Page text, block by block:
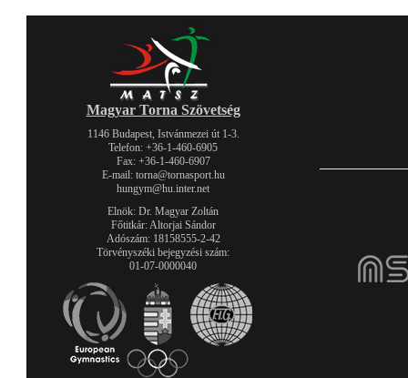
Magyar Torna Szövetség
1146 Budapest, Istvánmezei út 1-3.
Telefon: +36-1-460-6905
Fax: +36-1-460-6907
E-mail: torna@tornasport.hu
hungym@hu.inter.net
Elnök: Dr. Magyar Zoltán
Főtitkár: Altorjai Sándor
Adószám: 18158555-2-42
Törvényszéki bejegyzési szám:
01-07-0000040